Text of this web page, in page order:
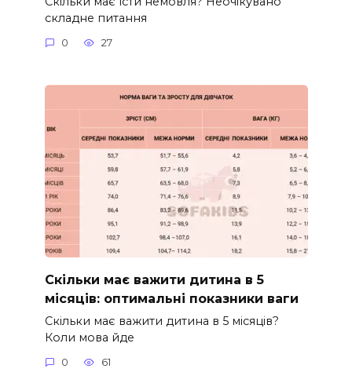
складне питання
0 27
Скільки має важити дитина в 5
місяців: оптимальні показники ваги
Скільки має важити дитина в 5 місяців?
Коли мова йде
0 61